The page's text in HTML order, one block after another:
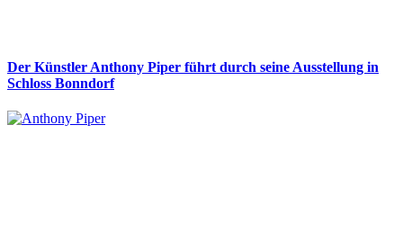
Der Künstler Anthony Piper führt durch seine Ausstellung in
Schloss Bonndorf